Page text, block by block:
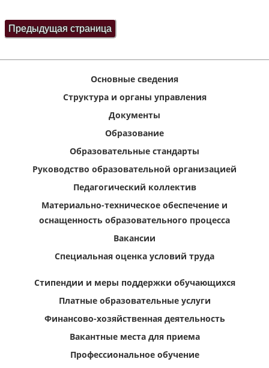
Основные сведения
Структура и органы управления
Документы
Образование
Образовательные стандарты
Руководство образовательной организацией
Педагогический коллектив
Материально-техническое обеспечение и
оснащенность образовательного процесса
Вакансии
Специальная оценка условий труда
Стипендии и меры поддержки обучающихся
Платные образовательные услуги
Финансово-хозяйственная деятельность
Вакантные места для приема
Профессиональное обучение